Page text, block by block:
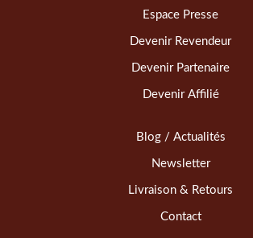
Espace Presse
Devenir Revendeur
Devenir Partenaire
Devenir Affilié
Blog / Actualités
Newsletter
Livraison & Retours
Contact